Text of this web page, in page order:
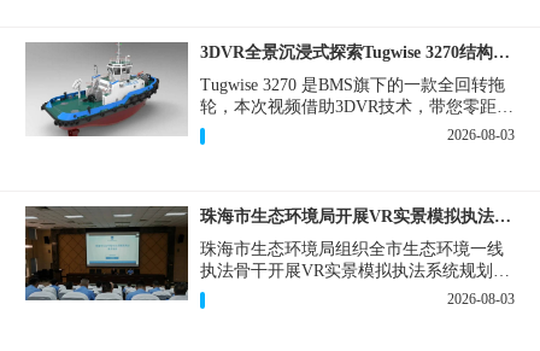
3DVR全景沉浸式探索Tugwise 3270结构一览
Tugwise 3270 是BMS旗下的一款全回转拖
轮，本次视频借助3DVR技术，带您零距离
透视这艘拖轮的内外构造，沉浸式探索每
一处细节。
2026-08-03
珠海市生态环境局开展VR实景模拟执法专题培训
珠海市生态环境局组织全市生态环境一线
执法骨干开展VR实景模拟执法系统规划建
设和教学培训，持续推进科技赋能生态环
境执法，夯实队伍办案“基本功”。
2026-08-03